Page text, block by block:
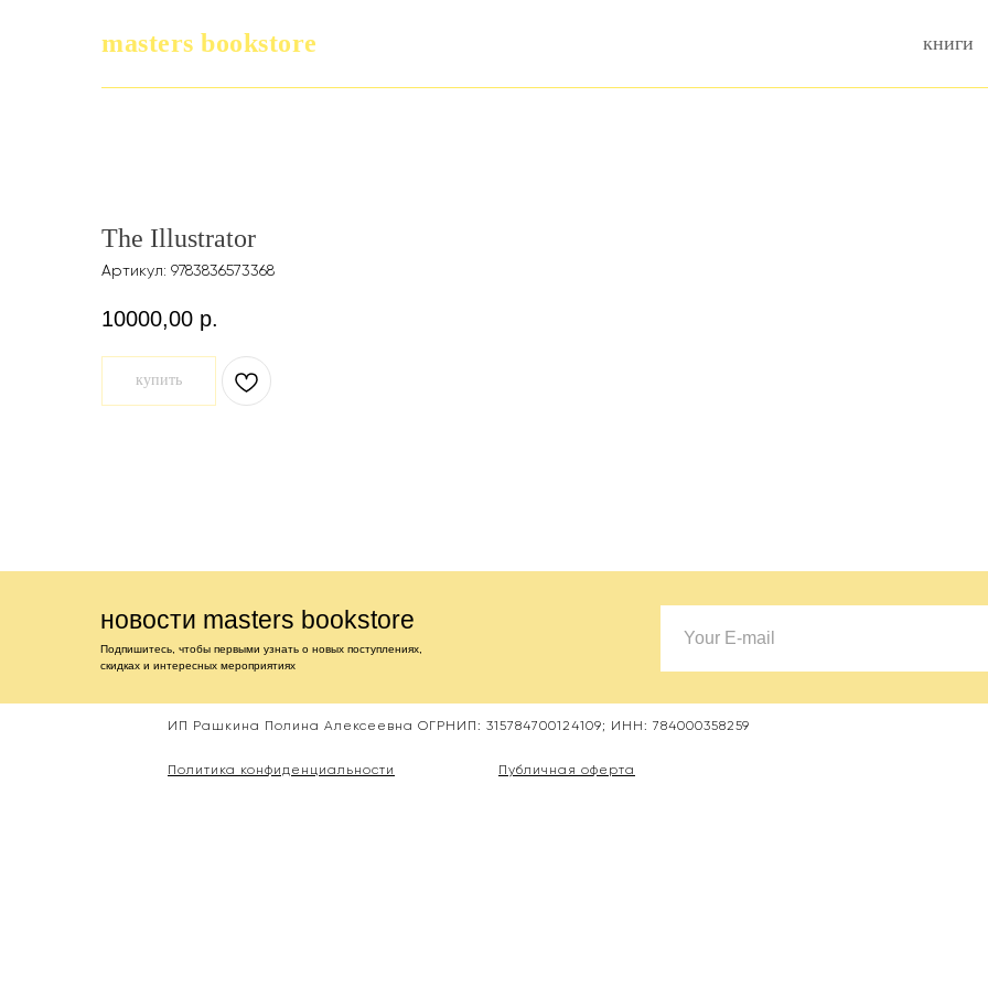
masters bookstore книги
The Illustrator
Артикул: 9783836573368
10000,00 р.
купить
новости masters bookstore
Подпишитесь, чтобы первыми узнать о новых поступлениях,
скидках и интересных мероприятиях
ИП Рашкина Полина Алексеевна ОГРНИП: 315784700124109; ИНН: 784000358259
Политика конфиденциальности Публичная оферта